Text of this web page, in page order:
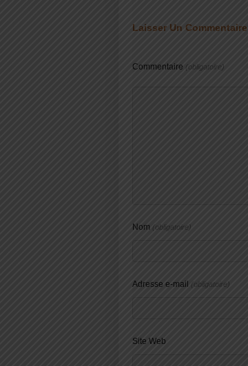
Laisser Un Commentaire
Commentaire (obligatoire)
Nom (obligatoire)
Adresse e-mail (obligatoire)
Site Web